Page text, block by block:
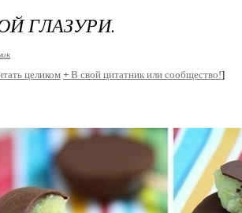
ГЛАЗУРИ.
целиком+ В свой цитатник или сообщество!]